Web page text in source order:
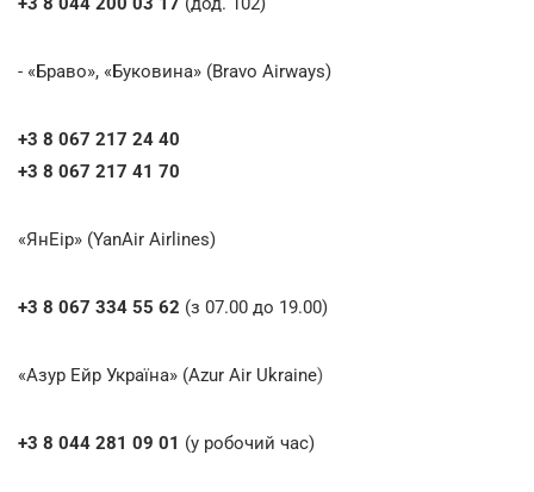
- «Браво», «Буковина» (Bravo Airways)
+3 8 067 217 24 40
+3 8 067 217 41 70
«ЯнЕір» (YanAir Airlines)
+3 8 067 334 55 62 (з 07.00 до 19.00)
«Азур Ейр Україна» (Azur Air Ukraine)
+3 8 044 281 09 01 (у робочий час)